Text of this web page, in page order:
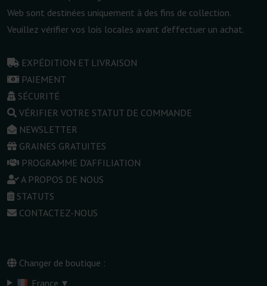
Web sont destinées uniquement à des fins de collection.
Veuillez vérifier vos lois locales avant d'effectuer un achat.
EXPÉDITION ET LIVRAISON
PAIEMENT
SÉCURITÉ
VÉRIFIER VOTRE STATUT DE COMMANDE
NEWSLETTER
GRAINES GRATUITES
PROGRAMME D'AFFILIATION
A PROPOS DE NOUS
STATUTS
CONTACTEZ-NOUS
Changer de boutique :
France ▾